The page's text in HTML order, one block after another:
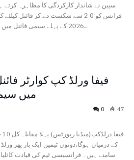
سپین نے شاندار کارکردگی کا مظاہرہ کرتے
فرانس کو 0-2 سے شکست دے کر فائنل
2026 کے پہلے سیمی فائنل میں اسپین نے شاندار کارکردگی کا…
میں
0
47
کے درمیان ہوگا،دونوں ٹیمیں ایک بار پھر
سامنے ہیں۔ فرانسیسی ٹیم کی قیادت